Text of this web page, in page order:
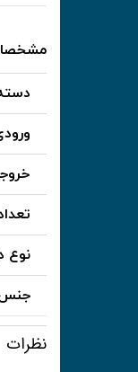
نوع
جنس
نظرات